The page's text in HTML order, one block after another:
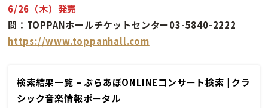
6/26（木）発売
問：TOPPANホールチケットセンター03-5840-2222
https://www.toppanhall.com
検索結果一覧 – ぶらあぼONLINEコンサート検索 | クラ
シック音楽情報ポータル